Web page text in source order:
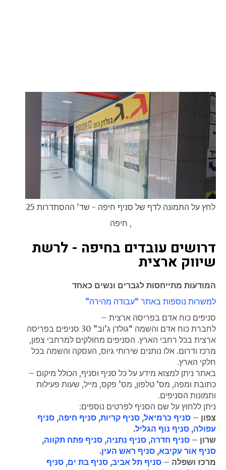
לחץ על התמונה לדף של סניף חיפה - שד' ההסתדרות 25
, חיפה
דרושים עובדים בחיפה - לרשת
שיווק ארצית
המודעות מתייחסות לגברים ונשים כאחד
למשרות נוספות באתר “עבודה מהירה”
סניפים כוח אדם בפריסה ארצית –
לחברת כוח אדם והשמה “גולדן ג’וב” 30 סניפים בפריסה
ארצית בכל רחבי הארץ. הסניפים מחולקים למרחבי צפון,
מרכז ודרום. אלו נותנים שירותי גיוס, העסקה והשמה בכל
חלקי הארץ.
באתר ניתן למצוא מידע על כל סניף וסניף, הכולל מיקום –
כתובת ומפה, מס’ טלפון, מס’ פקס, מייל, שעות פעילות
ותמונות הסניפים.
ניתן ללחוץ על שם הסניף לפרטים נוספים:
צפון – סניף כרמיאל, סניף קריות, סניף חיפה, סניף
עפולה, סניף נוף הגליל.
שרון – סניף חדרה, סניף נתניה, סניף פתח תקווה,
סניף אור עקיבא, סניף ראש העין.
מרכז ושפלה – סניף תל אביב, סניף בת ים, סניף